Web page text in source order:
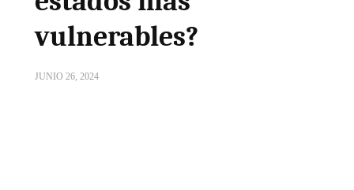
vulnerables?
JUNIO 26, 2024